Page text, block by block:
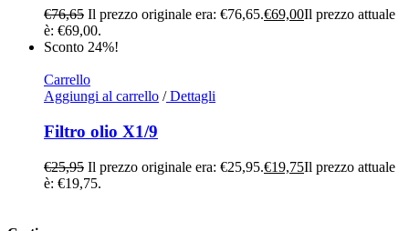
€76,65 Il prezzo originale era: €76,65.€69,00Il prezzo attuale
è: €69,00.
Sconto 24%!
Carrello
Aggiungi al carrello /Dettagli
Filtro olio X1/9
€25,95 Il prezzo originale era: €25,95.€19,75Il prezzo attuale
è: €19,75.